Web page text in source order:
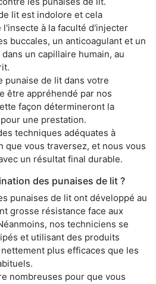
lit est indolore et cela
à la faculté d'injecter
buccales, un anticoagulant et un
un capillaire humain, au
punaise de lit dans votre
être appréhendé par nos
façon détermineront la
une prestation.
techniques adéquates à
que vous traversez, et nous vous
un résultat final durable.
des punaises de lit ?
punaises de lit ont développé au
grosse résistance face aux
nos techniciens se
et utilisant des produits
plus efficaces que les
nombreuses pour que vous